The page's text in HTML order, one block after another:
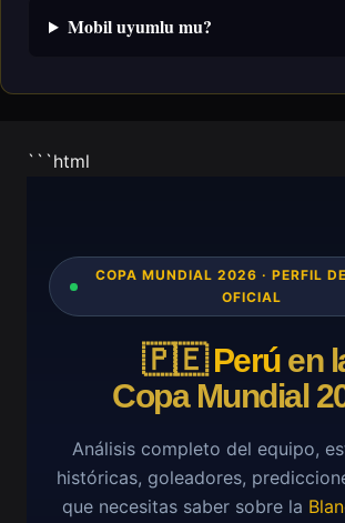
Mobil uyumlu mu?
```html
COPA MUNDIAL 2026 · PERFIL
OFICIAL
🇵🇪Perúen
Copa Mundial
Análisis completo del equipo,
históricas, goleadores,
que necesitas saber sobre la